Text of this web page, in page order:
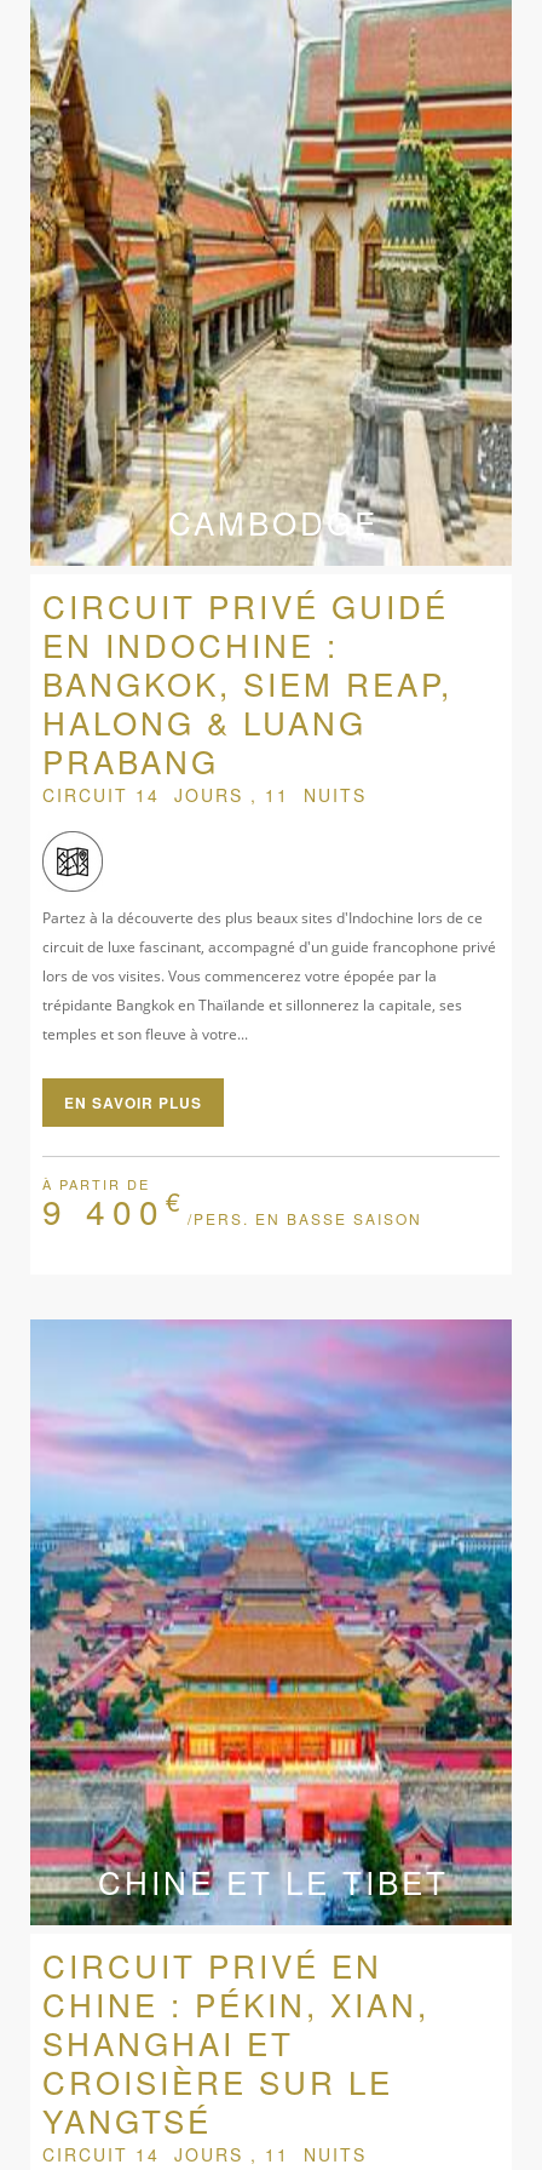
CAMBODGE
CIRCUIT PRIVÉ GUIDÉ
EN INDOCHINE :
BANGKOK, SIEM REAP,
HALONG & LUANG
PRABANG
CIRCUIT 14 JOURS , 11 NUITS
Partez à la découverte des plus beaux sites d'Indochine lors de ce
circuit de luxe fascinant, accompagné d'un guide francophone privé
lors de vos visites. Vous commencerez votre épopée par la
trépidante Bangkok en Thaïlande et sillonnerez la capitale, ses
temples et son fleuve à votre...
EN SAVOIR PLUS
À PARTIR DE
9 400 € /PERS. EN BASSE SAISON
CHINE ET LE TIBET
CIRCUIT PRIVÉ EN
CHINE : PÉKIN, XIAN,
SHANGHAI ET
CROISIÈRE SUR LE
YANGTSÉ
CIRCUIT 14 JOURS , 11 NUITS